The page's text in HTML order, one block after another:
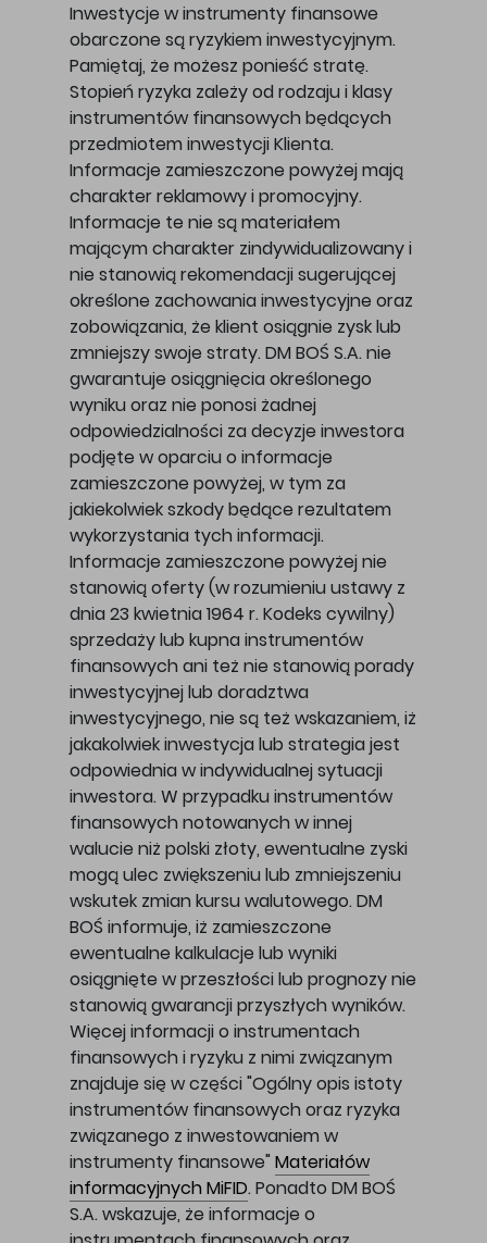
Inwestycje w instrumenty finansowe
obarczone są ryzykiem inwestycyjnym.
Pamiętaj, że możesz ponieść stratę.
Stopień ryzyka zależy od rodzaju i klasy
instrumentów finansowych będących
przedmiotem inwestycji Klienta.
Informacje zamieszczone powyżej mają
charakter reklamowy i promocyjny.
Informacje te nie są materiałem
mającym charakter zindywidualizowany i
nie stanowią rekomendacji sugerującej
określone zachowania inwestycyjne oraz
zobowiązania, że klient osiągnie zysk lub
zmniejszy swoje straty. DM BOŚ S.A. nie
gwarantuje osiągnięcia określonego
wyniku oraz nie ponosi żadnej
odpowiedzialności za decyzje inwestora
podjęte w oparciu o informacje
zamieszczone powyżej, w tym za
jakiekolwiek szkody będące rezultatem
wykorzystania tych informacji.
Informacje zamieszczone powyżej nie
stanowią oferty (w rozumieniu ustawy z
dnia 23 kwietnia 1964 r. Kodeks cywilny)
sprzedaży lub kupna instrumentów
finansowych ani też nie stanowią porady
inwestycyjnej lub doradztwa
inwestycyjnego, nie są też wskazaniem, iż
jakakolwiek inwestycja lub strategia jest
odpowiednia w indywidualnej sytuacji
inwestora. W przypadku instrumentów
finansowych notowanych w innej
walucie niż polski złoty, ewentualne zyski
mogą ulec zwiększeniu lub zmniejszeniu
wskutek zmian kursu walutowego. DM
BOŚ informuje, iż zamieszczone
ewentualne kalkulacje lub wyniki
osiągnięte w przeszłości lub prognozy nie
stanowią gwarancji przyszłych wyników.
Więcej informacji o instrumentach
finansowych i ryzyku z nimi związanym
znajduje się w części "Ogólny opis istoty
instrumentów finansowych oraz ryzyka
związanego z inwestowaniem w
instrumenty finansowe" Materiałów
informacyjnych MiFID. Ponadto DM BOŚ
S.A. wskazuje, że informacje o